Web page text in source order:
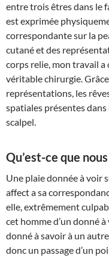
entre trois êtres dans le
est exprimée
correspondante sur la
cutané et des
corps relie, mon travail a
véritable chirurgie.
représentations, les
spatiales présentes
scalpel.
Qu’est-ce que
Une plaie donnée à voir
affect a sa
elle, extrêmement
cet homme d’un donné
donné à savoir à un
donc un passage d’un